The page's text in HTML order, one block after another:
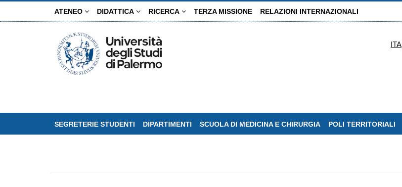
ATENEO DIDATTICA RICERCA TERZA MISSIONE RELAZIONI INTERNAZIONALI
ITA
SEGRETERIE STUDENTI DIPARTIMENTI SCUOLA DI MEDICINA E CHIRURGIA POLI TERRITORIALI